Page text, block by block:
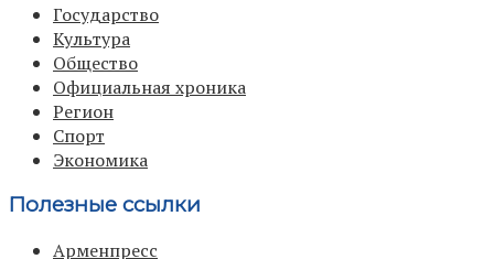
Государство
Культура
Общество
Официальная хроника
Регион
Спорт
Экономика
Полезные ссылки
Арменпресс